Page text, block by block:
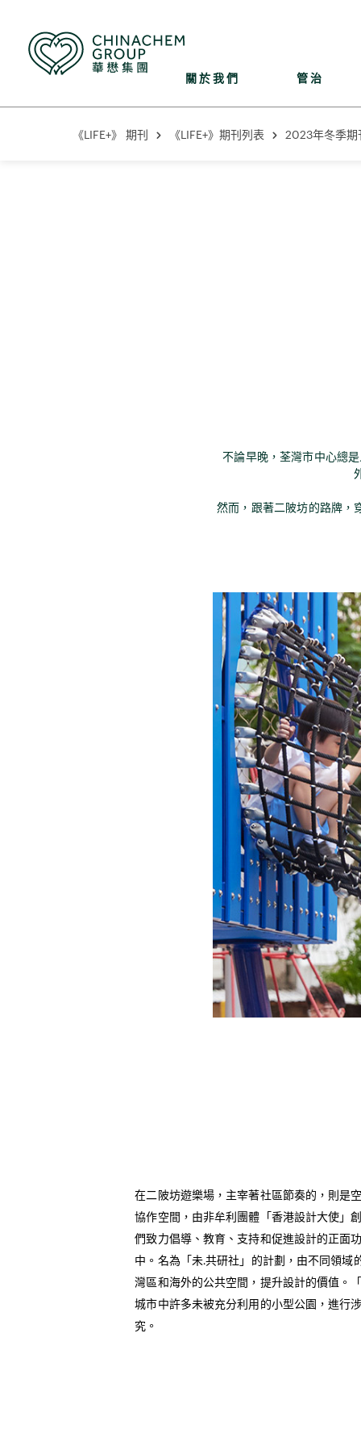
關於我們 管治
《LIFE+》 期刊 《LIFE+》期刊列表 2023年冬季期
不論早晚，荃灣市中心總
然而，跟著二陂坊的路牌，
在二陂坊遊樂場，主宰著社區節奏的，則是
協作空間，由非牟利團體「香港設計大使」
們致力倡導、教育、支持和促進設計的正面
中。名為「未.共研社」的計劃，由不同領域
灣區和海外的公共空間，提升設計的價值。
城市中許多未被充分利用的小型公園，進行
究。